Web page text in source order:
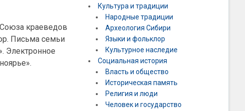
краеведов
Письма семьи
Электронное
Культура и традиции
Народные традиции
Археология Сибири
Языки и фольклор
Культурное наследие
Социальная история
Власть и общество
Историческая память
Религия и люди
Человек и государство